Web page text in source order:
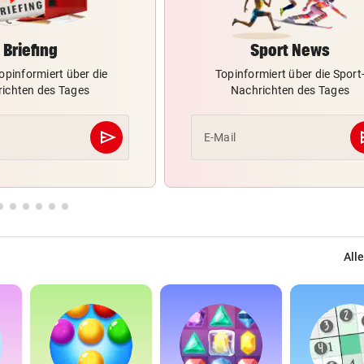
Briefing
über die
des Tages
send
Abschicken
Sport News
Topinformiert über die Sport-
Nachrichten des Tages
E-Mail